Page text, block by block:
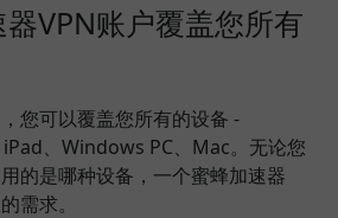
VPN账户覆盖您所有
您可以覆盖您所有的设备 -
、Windows PC、Mac。无论您
的是哪种设备，一个蜜蜂加速器
需求。